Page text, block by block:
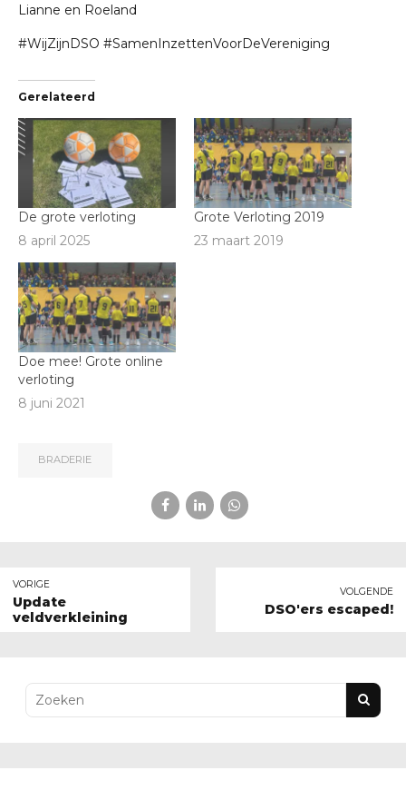
Lianne en Roeland
#WijZijnDSO #SamenInzettenVoorDeVereniging
Gerelateerd
De grote verloting
8 april 2025
Grote Verloting 2019
23 maart 2019
Doe mee! Grote online
verloting
8 juni 2021
BRADERIE
VORIGE
Update
veldverkleining
VOLGENDE
DSO'ers escaped!